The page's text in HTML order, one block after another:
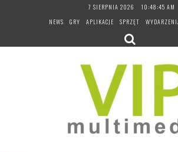
7 SIERPNIA 2026
10:48:46 AM
NEWS
GRY APLIKACJE SPRZĘT